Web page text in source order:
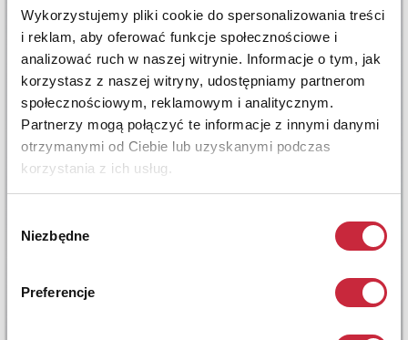
Wykorzystujemy pliki cookie do spersonalizowania treści
i reklam, aby oferować funkcje społecznościowe i
analizować ruch w naszej witrynie. Informacje o tym, jak
korzystasz z naszej witryny, udostępniamy partnerom
społecznościowym, reklamowym i analitycznym.
Partnerzy mogą połączyć te informacje z innymi danymi
otrzymanymi od Ciebie lub uzyskanymi podczas
korzystania z ich usług.
zgody
Niezbędne
Preferencje